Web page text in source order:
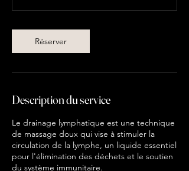
m
Réserver
Description du service
Le drainage lymphatique est une technique
de massage doux qui vise à stimuler la
circulation de la lymphe, un liquide essentiel
pour l'élimination des déchets et le soutien
du système immunitaire.